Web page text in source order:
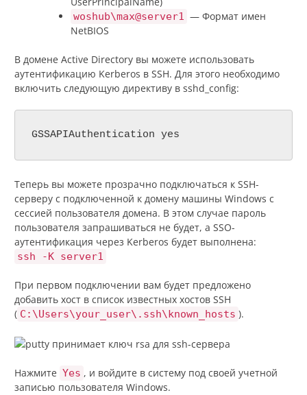
woshub\max@server1 — Формат имен
NetBIOS
В домене Active Directory вы можете использовать
аутентификацию Kerberos в SSH. Для этого необходимо
включить следующую директиву в sshd_config:
GSSAPIAuthentication yes
Теперь вы можете прозрачно подключаться к SSH-
серверу с подключенной к домену машины Windows с
сессией пользователя домена. В этом случае пароль
пользователя запрашиваться не будет, а SSO-
аутентификация через Kerberos будет выполнена:
ssh -K server1
При первом подключении вам будет предложено
добавить хост в список известных хостов SSH
( C:\Users\your_user\.ssh\known_hosts ).
Нажмите Yes , и войдите в систему под своей учетной
записью пользователя Windows.